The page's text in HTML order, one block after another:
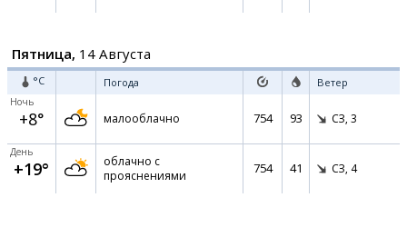
Пятница, 14 Августа
°C Погода Ветер
Ночь
+8° малооблачно 754 93 СЗ, 3
День
+19°
облачно с
прояснениями
754 41 СЗ, 4